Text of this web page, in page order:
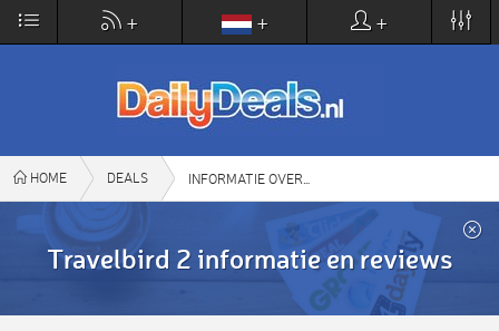
×
DailyDeals.nl
www.dailydeals.nl
VIEW
+ + +
HOME DEALS INFORMATIE OVER
Travelbird 2 informatie en reviews